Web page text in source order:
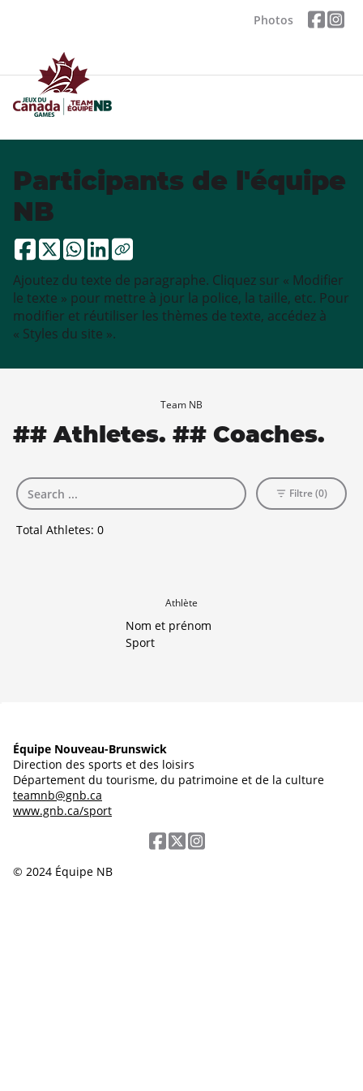
Photos
Participants de l'équipe
NB
Ajoutez du texte de paragraphe. Cliquez sur « Modifier
le texte » pour mettre à jour la police, la taille, etc. Pour
modifier et réutiliser les thèmes de texte, accédez à
« Styles du site ».
Team NB
## Athletes. ## Coaches.
Total Athletes: 0
Filtre (0)
Athlète
Nom et prénom
Sport
Équipe Nouveau-Brunswick
Direction des sports et des loisirs
Département du tourisme, du patrimoine et de la culture
teamnb@gnb.ca
www.gnb.ca/sport
© 2024 Équipe NB